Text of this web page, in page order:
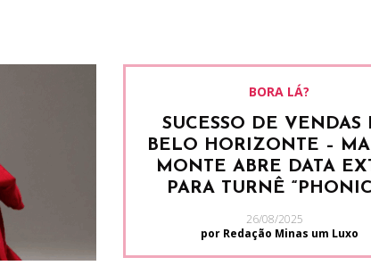
BORA LÁ?
SUCESSO DE VENDAS
BELO HORIZONTE –
MONTE ABRE DATA
PARA TURNÊ
26/08/2025
por Redação Minas um Luxo